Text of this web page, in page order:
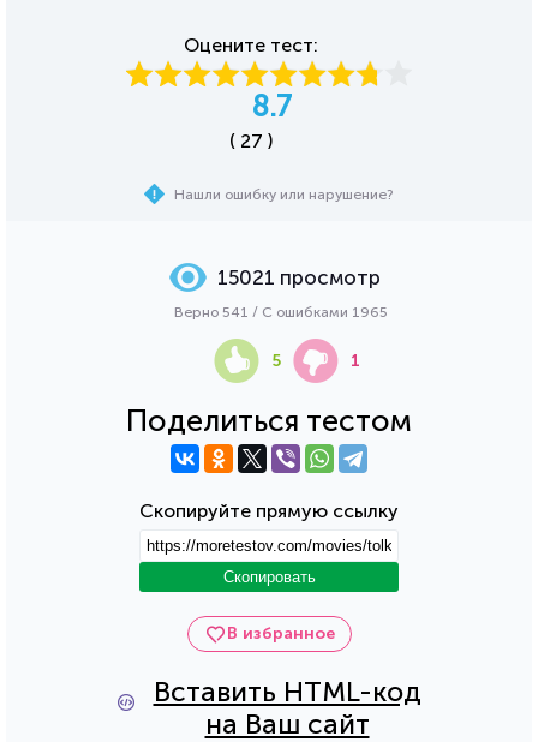
Оцените тест:
8.7
( 27 )
Нашли ошибку или нарушение?
В избранное
Вставить HTML-код
на Ваш сайт
Поделиться тестом
Скопируйте прямую ссылку
Скопировать
15021 просмотр
Верно 541 / С ошибками 1965
5 1